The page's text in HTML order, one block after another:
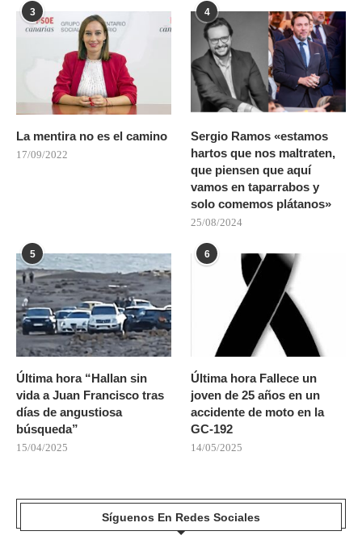
3
La mentira no es el camino
17/09/2022
4
Sergio Ramos «estamos
hartos que nos maltraten,
que piensen que aquí
vamos en taparrabos y
solo comemos plátanos»
25/08/2024
5
Última hora “Hallan sin
vida a Juan Francisco tras
días de angustiosa
búsqueda”
15/04/2025
6
Última hora Fallece un
joven de 25 años en un
accidente de moto en la
GC-192
14/05/2025
Síguenos En Redes Sociales